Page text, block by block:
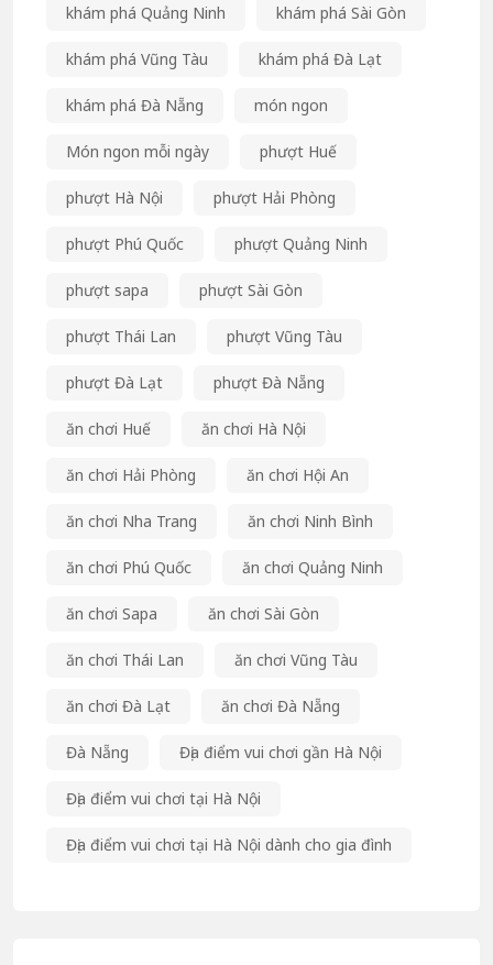
khám phá Quảng Ninh khám phá Sài Gòn
khám phá Vũng Tàu khám phá Đà Lạt
khám phá Đà Nẵng món ngon
Món ngon mỗi ngày phượt Huế
phượt Hà Nội phượt Hải Phòng
phượt Phú Quốc phượt Quảng Ninh
phượt sapa phượt Sài Gòn
phượt Thái Lan phượt Vũng Tàu
phượt Đà Lạt phượt Đà Nẵng
ăn chơi Huế ăn chơi Hà Nội
ăn chơi Hải Phòng ăn chơi Hội An
ăn chơi Nha Trang ăn chơi Ninh Bình
ăn chơi Phú Quốc ăn chơi Quảng Ninh
ăn chơi Sapa ăn chơi Sài Gòn
ăn chơi Thái Lan ăn chơi Vũng Tàu
ăn chơi Đà Lạt ăn chơi Đà Nẵng
Đà Nẵng Địa điểm vui chơi gần Hà Nội
Địa điểm vui chơi tại Hà Nội
Địa điểm vui chơi tại Hà Nội dành cho gia đình